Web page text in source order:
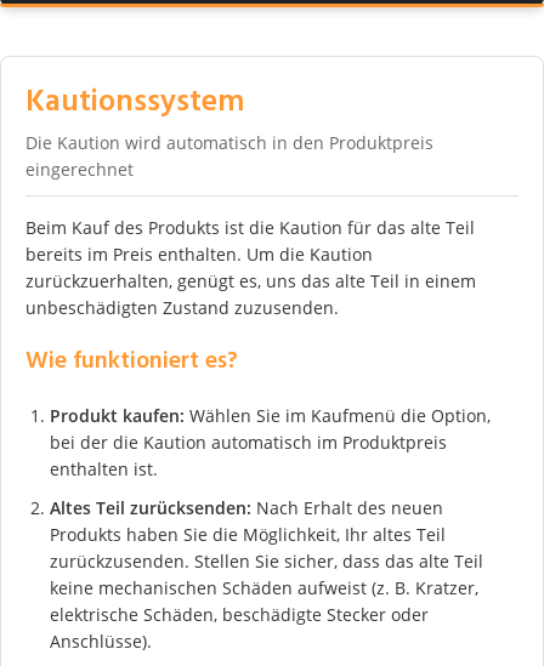
Kautionssystem
Die Kaution wird automatisch in den Produktpreis
eingerechnet
Beim Kauf des Produkts ist die Kaution für das alte Teil
bereits im Preis enthalten. Um die Kaution
zurückzuerhalten, genügt es, uns das alte Teil in einem
unbeschädigten Zustand zuzusenden.
Wie funktioniert es?
Produkt kaufen: Wählen Sie im Kaufmenü die Option,
bei der die Kaution automatisch im Produktpreis
enthalten ist.
Altes Teil zurücksenden: Nach Erhalt des neuen
Produkts haben Sie die Möglichkeit, Ihr altes Teil
zurückzusenden. Stellen Sie sicher, dass das alte Teil
keine mechanischen Schäden aufweist (z. B. Kratzer,
elektrische Schäden, beschädigte Stecker oder
Anschlüsse).